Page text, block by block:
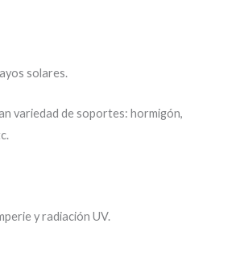
solares.
variedad de soportes: hormigón,
y radiación UV.